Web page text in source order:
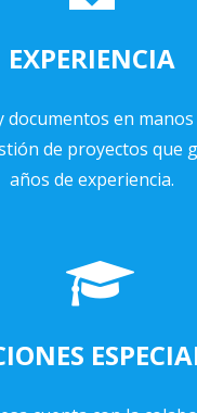
EXPERIENCIA
documentos en manos
de proyectos que
años de experiencia.